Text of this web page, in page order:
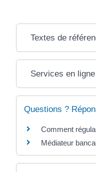
Textes de
Services en
Questions ?
Comment
Médiateur